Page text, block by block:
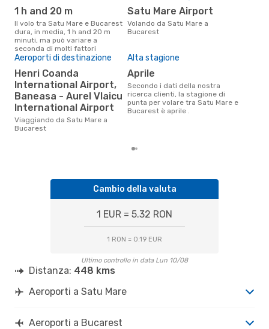
1 h and 20 m
Il volo tra Satu Mare e Bucarest
dura, in media, 1 h and 20 m
minuti, ma può variare a
seconda di molti fattori
Satu Mare Airport
Volando da Satu Mare a
Bucarest
Aeroporti di destinazione
Henri Coanda
International Airport,
Baneasa - Aurel Vlaicu
International Airport
Viaggiando da Satu Mare a
Bucarest
Alta stagione
aprile
Secondo i dati della nostra
ricerca clienti, la stagione di
punta per volare tra Satu Mare e
Bucarest è aprile .
Cambio della valuta
1 EUR = 5.32 RON
1 RON = 0.19 EUR
Ultimo controllo in data Lun 10/08
Distanza: 448 kms
Aeroporti a Satu Mare
Aeroporti a Bucarest